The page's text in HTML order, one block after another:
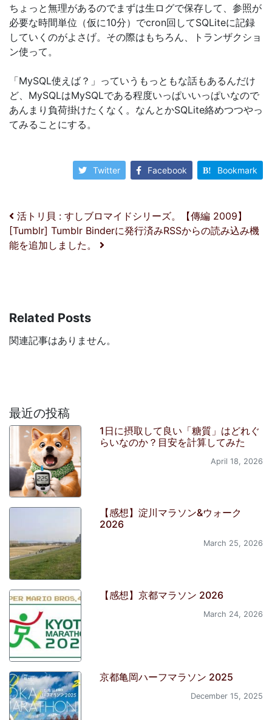
ちょっと無理があるのでまずは生ログで保存して、参照が
必要な時間単位（仮に10分）でcron回してSQLiteに記録
していくのがよさげ。その際はもちろん、トランザクショ
ン使って。
「MySQL使えば？」っていうもっともな話もあるんだけ
ど、MySQLはMySQLである程度いっぱいいっぱいなので
あんまり負荷掛けたくなく。なんとかSQLite絡めつつやっ
てみることにする。
Twitter Facebook Bookmark
投稿ナビゲーション
活トリ貝 : すしブロマイドシリーズ。【傳編 2009】
[Tumblr] Tumblr Binderに発行済みRSSからの読み込み機
能を追加しました。
Related Posts
関連記事はありません。
最近の投稿
1日に摂取して良い「糖質」はどれぐ
らいなのか？目安を計算してみた
April 18, 2026
【感想】淀川マラソン&ウォーク
2026
March 25, 2026
【感想】京都マラソン 2026
March 24, 2026
京都亀岡ハーフマラソン 2025
December 15, 2025